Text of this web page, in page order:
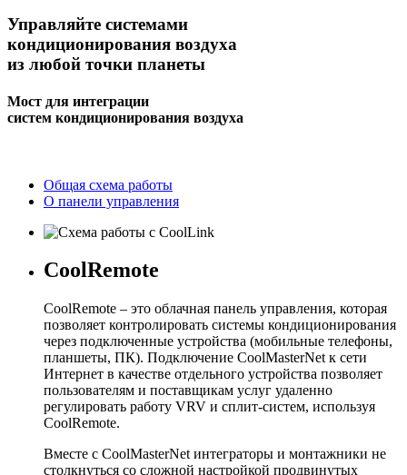
Управляйте системами
кондиционирования воздуха
из любой точки планеты
Мост для интеграции
систем кондиционирования воздуха
Общая схема работы
О панели управления
CoolRemote
CoolRemote – это облачная панель управления, которая
позволяет контролировать системы кондиционирования
через подключенные устройства (мобильные телефоны,
планшеты, ПК). Подключение CoolMasterNet к сети
Интернет в качестве отдельного устройства позволяет
пользователям и поставщикам услуг удаленно
регулировать работу VRV и сплит-систем, используя
CoolRemote.
Вместе с CoolMasterNet интеграторы и монтажники не
столкнуться со сложной настройкой продвинутых